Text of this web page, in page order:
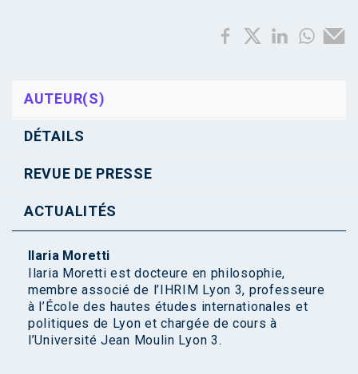
AUTEUR(S)
DÉTAILS
REVUE DE PRESSE
ACTUALITÉS
Ilaria Moretti
Ilaria Moretti est docteure en philosophie,
membre associé de l’IHRIM Lyon 3, professeure
à l’École des hautes études internationales et
politiques de Lyon et chargée de cours à
l’Université Jean Moulin Lyon 3.